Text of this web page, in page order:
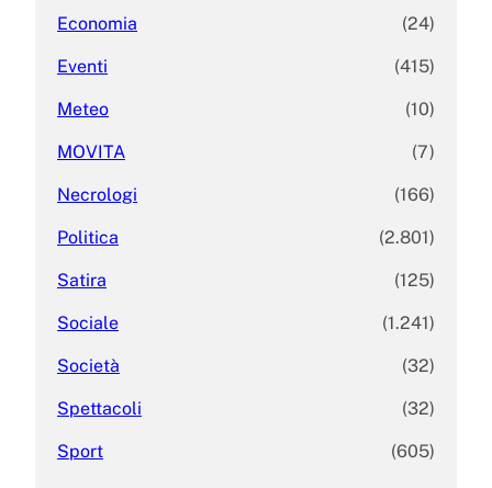
Economia (24)
Eventi (415)
Meteo (10)
MOVITA (7)
Necrologi (166)
Politica (2.801)
Satira (125)
Sociale (1.241)
Società (32)
Spettacoli (32)
Sport (605)